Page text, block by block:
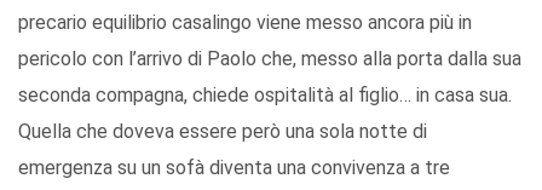
precario equilibrio casalingo viene messo ancora più in
pericolo con l’arrivo di Paolo che, messo alla porta dalla sua
seconda compagna, chiede ospitalità al figlio… in casa sua.
Quella che doveva essere però una sola notte di
emergenza su un sofà diventa una convivenza a tre